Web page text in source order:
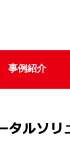
事例紹介